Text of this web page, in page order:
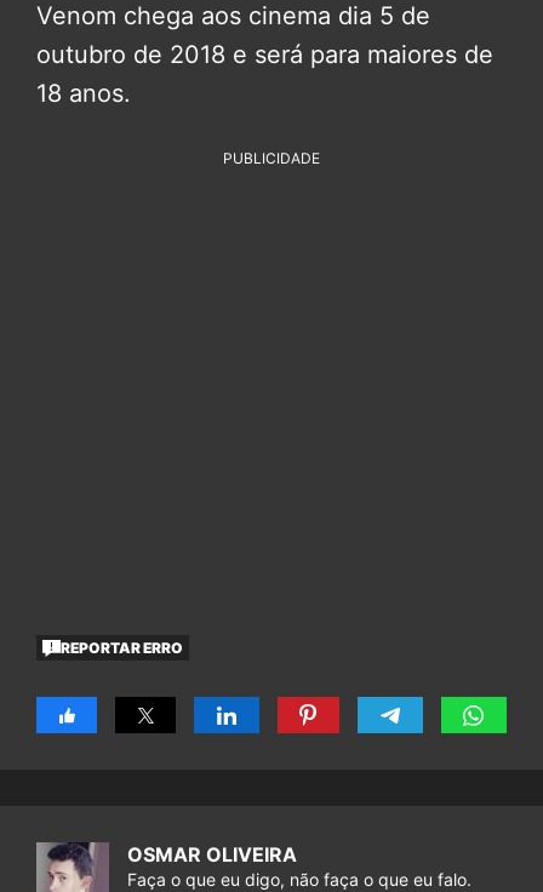
Venom chega aos cinema dia 5 de
outubro de 2018 e será para maiores de
18 anos.
PUBLICIDADE
REPORTAR ERRO
OSMAR OLIVEIRA
Faça o que eu digo, não faça o que eu falo.